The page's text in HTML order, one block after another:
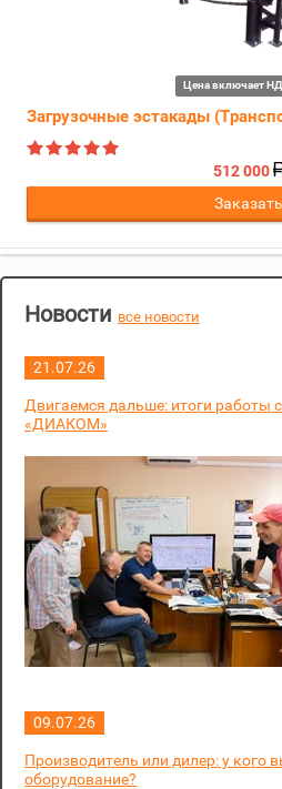
Цена включает
Загрузочные эстакады
512 000
Заказать
Новости все новости
21.07.26
Двигаемся дальше: итоги работы
«ДИАКОМ»
09.07.26
Производитель или дилер: у кого
оборудование?